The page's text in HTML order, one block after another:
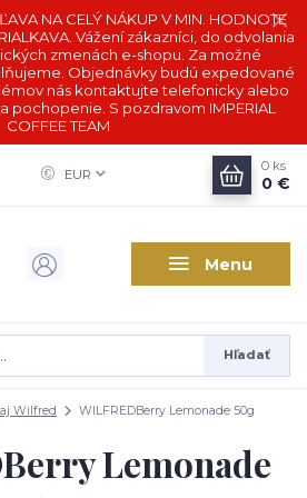
NA CELÝ NÁKUP V MIN. HODNOTE
Vážení zákazníci, do odvolania
zmenách e-shopu. Za možné
Objednávky budú expedované
nás kontaktujte telefonicky alebo
pochopenie. S pozdravom IMPERIAL
COFFEE TEAM
Menu
EUR
Hľadať
0 ks
0 €
Wilfred WILFREDBerry Lemonade 50g
Lemonade